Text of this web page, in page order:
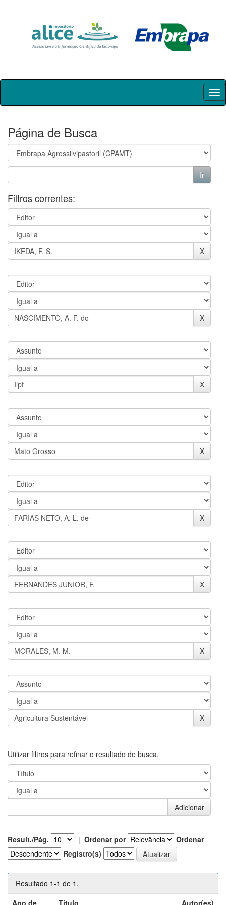
Skip
Página de Busca
Filtros correntes:
Utilizar filtros para refinar o resultado de busca.
Result./Pág. | Ordenar por
Ordenar
Registro(s)
Resultado 1-1 de 1.
Ano de
Título Autor(es)